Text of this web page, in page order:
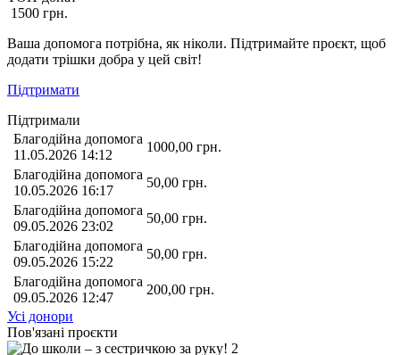
1500 грн.
Ваша допомога потрібна, як ніколи. Підтримайте проєкт, щоб
додати трішки добра у цей світ!
Підтримати
Підтримали
Благодійна допомога
11.05.2026 14:12
1000,00 грн.
Благодійна допомога
10.05.2026 16:17
50,00 грн.
Благодійна допомога
09.05.2026 23:02
50,00 грн.
Благодійна допомога
09.05.2026 15:22
50,00 грн.
Благодійна допомога
09.05.2026 12:47
200,00 грн.
Усі донори
Пов'язані проєкти